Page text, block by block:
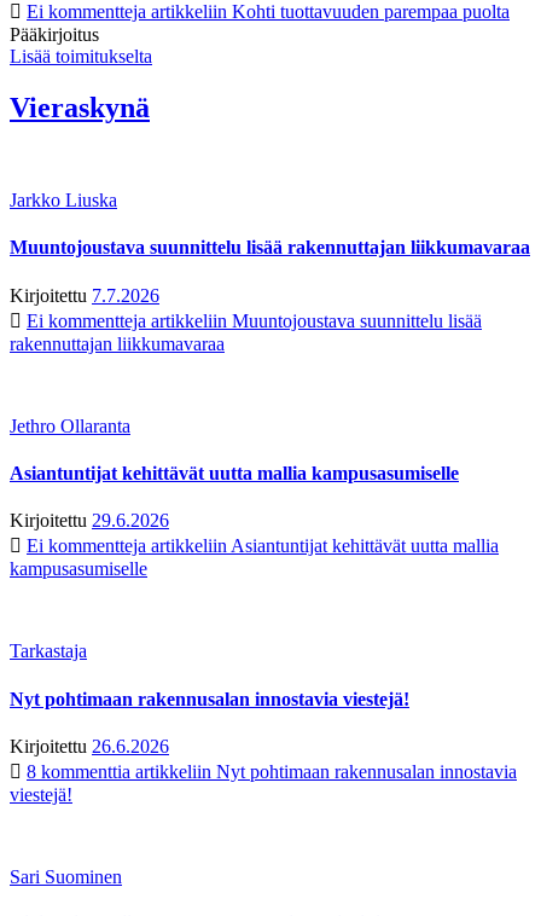
Ei kommentteja artikkeliin Kohti tuottavuuden parempaa puolta
Pääkirjoitus
Lisää toimitukselta
Vieraskynä
Jarkko Liuska
Muuntojoustava suunnittelu lisää rakennuttajan liikkumavaraa
Kirjoitettu 7.7.2026
Ei kommentteja artikkeliin Muuntojoustava suunnittelu lisää
rakennuttajan liikkumavaraa
Jethro Ollaranta
Asiantuntijat kehittävät uutta mallia kampusasumiselle
Kirjoitettu 29.6.2026
Ei kommentteja artikkeliin Asiantuntijat kehittävät uutta mallia
kampusasumiselle
Tarkastaja
Nyt pohtimaan rakennusalan innostavia viestejä!
Kirjoitettu 26.6.2026
8 kommenttia artikkeliin Nyt pohtimaan rakennusalan innostavia
viestejä!
Sari Suominen